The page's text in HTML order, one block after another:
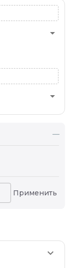
arrow_drop_down
arrow_drop_down
—
Применить
keyboard_arrow_down